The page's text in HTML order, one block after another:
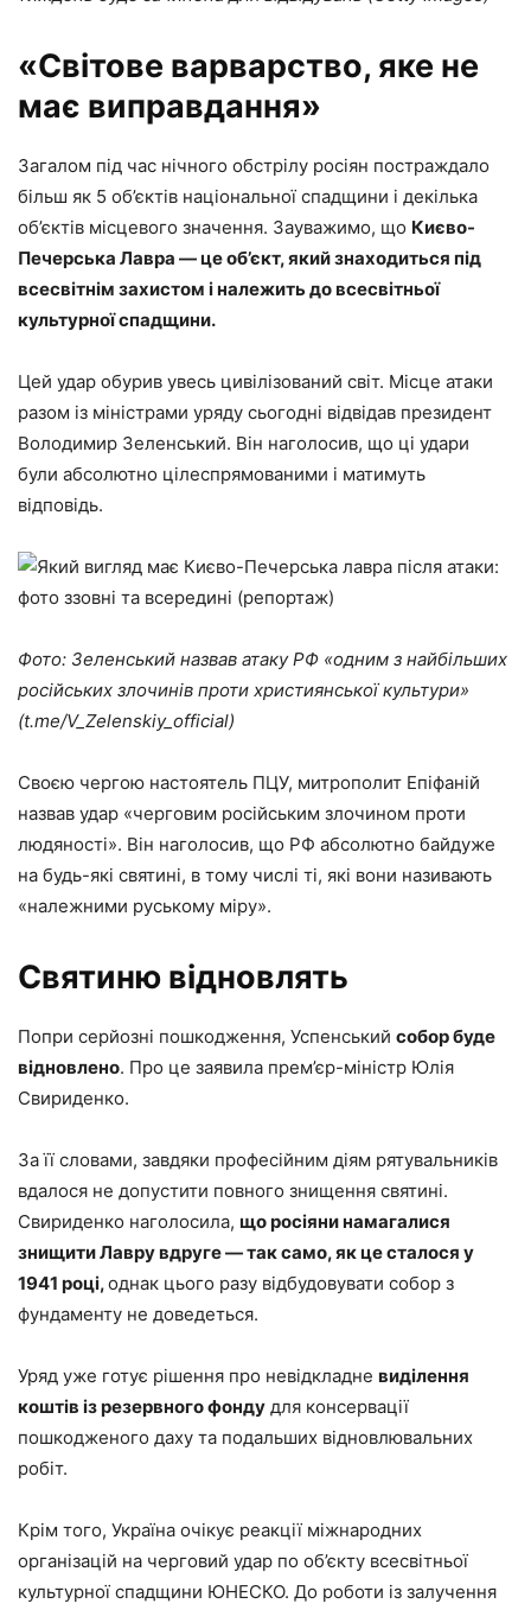
«Світове варварство, яке не
має виправдання»
Загалом під час нічного обстрілу росіян постраждало
більш як 5 об’єктів національної спадщини і декілька
об’єктів місцевого значення. Зауважимо, що Києво-
Печерська Лавра — це об’єкт, який знаходиться під
всесвітнім захистом і належить до всесвітньої
культурної спадщини.
Цей удар обурив увесь цивілізований світ. Місце атаки
разом із міністрами уряду сьогодні відвідав президент
Володимир Зеленський. Він наголосив, що ці удари
були абсолютно цілеспрямованими і матимуть
відповідь.
Фото: Зеленський назвав атаку РФ «одним з найбільших
російських злочинів проти християнської культури»
(t.me/V_Zelenskiy_official)
Своєю чергою настоятель ПЦУ, митрополит Епіфаній
назвав удар «черговим російським злочином проти
людяності». Він наголосив, що РФ абсолютно байдуже
на будь-які святині, в тому числі ті, які вони називають
«належними руському міру».
Святиню відновлять
Попри серйозні пошкодження, Успенський собор буде
відновлено. Про це заявила прем’єр-міністр Юлія
Свириденко.
За її словами, завдяки професійним діям рятувальників
вдалося не допустити повного знищення святині.
Свириденко наголосила, що росіяни намагалися
знищити Лавру вдруге — так само, як це сталося у
1941 році,однак цього разу відбудовувати собор з
фундаменту не доведеться.
Уряд уже готує рішення про невідкладне виділення
коштів із резервного фонду для консервації
пошкодженого даху та подальших відновлювальних
робіт.
Крім того, Україна очікує реакції міжнародних
організацій на черговий удар по об’єкту всесвітньої
культурної спадщини ЮНЕСКО. До роботи із залучення